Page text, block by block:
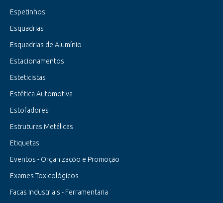
Espetinhos
Esquadrias
Esquadrias de Alumínio
Estacionamentos
Esteticistas
Estética Automotiva
Estofadores
Estruturas Metálicas
Etiquetas
Eventos - Organizaçõo e Promoção
Exames Toxicológicos
Facas Industriais - Ferramentaria